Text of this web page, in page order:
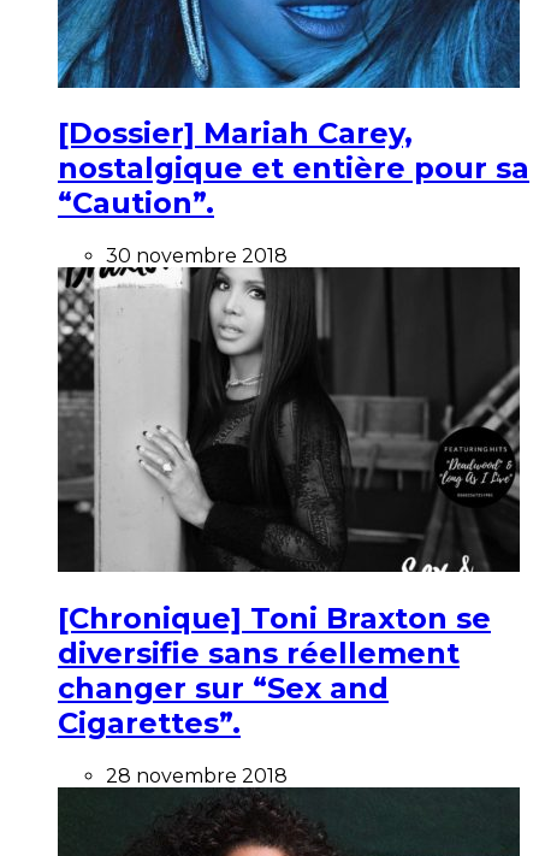
[Dossier] Mariah Carey,
nostalgique et entière pour sa
“Caution”.
30 novembre 2018
[Chronique] Toni Braxton se
diversifie sans réellement
changer sur “Sex and
Cigarettes”.
28 novembre 2018